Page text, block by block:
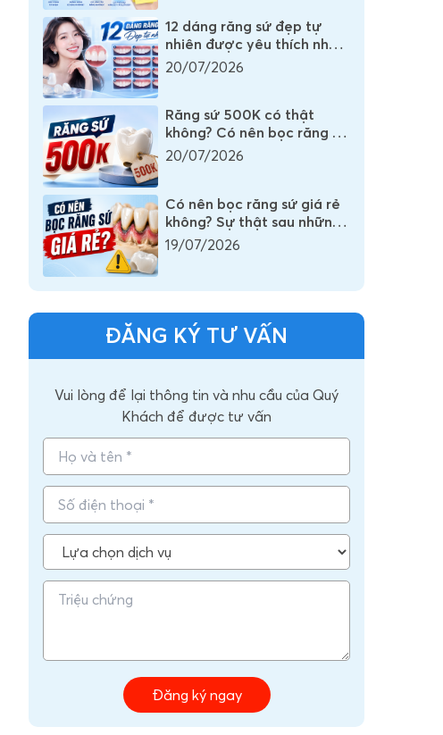
12 dáng răng sứ đẹp tự
nhiên được yêu thích nhất
mọi thời đại
20/07/2026
Răng sứ 500K có thật
không? Có nên bọc răng sứ
500K không?
20/07/2026
Có nên bọc răng sứ giá rẻ
không? Sự thật sau những
chiếc răng sứ có giá vài
trăm nghìn
19/07/2026
ĐĂNG KÝ TƯ VẤN
Vui lòng để lại thông tin và nhu cầu của Quý
Khách để được tư vấn
Đăng ký ngay